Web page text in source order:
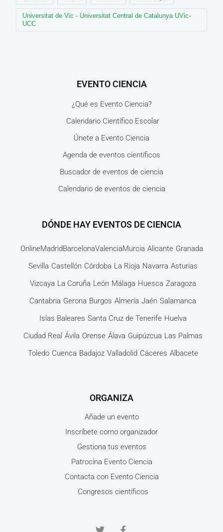
Universitat de Vic - Universitat Central de Catalunya UVic-
UCC
EVENTO CIENCIA
¿Qué es Evento Ciencia?
Calendario Científico Escolar
Únete a Evento Ciencia
Agenda de eventos científicos
Buscador de eventos de ciencia
Calendario de eventos de ciencia
DÓNDE HAY EVENTOS DE CIENCIA
OnlineMadridBarcelonaValenciaMurcia Alicante Granada
Sevilla Castellón Córdoba La Rioja Navarra Asturias
Vizcaya La Coruña León Málaga Huesca Zaragoza
Cantabria Gerona Burgos Almería Jaén Salamanca
Islas Baleares Santa Cruz de Tenerife Huelva
Ciudad Real Ávila Orense Álava Guipúzcua Las Palmas
Toledo Cuenca Badajoz Valladolid Cáceres Albacete
ORGANIZA
Añade un evento
Inscríbete como organizador
Gestiona tus eventos
Patrocina Evento Ciencia
Contacta con Evento Ciencia
Congresos científicos